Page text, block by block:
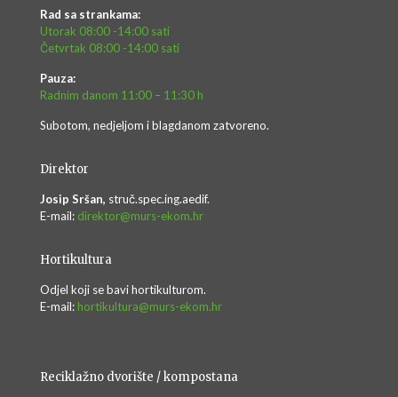
Rad sa strankama:
Utorak 08:00 -14:00 sati
Četvrtak 08:00 -14:00 sati
Pauza:
Radnim danom 11:00 – 11:30 h
Subotom, nedjeljom i blagdanom zatvoreno.
Direktor
Josip Sršan, struč.spec.ing.aedif.
E-mail: direktor@murs-ekom.hr
Hortikultura
Odjel koji se bavi hortikulturom.
E-mail: hortikultura@murs-ekom.hr
Reciklažno dvorište / kompostana